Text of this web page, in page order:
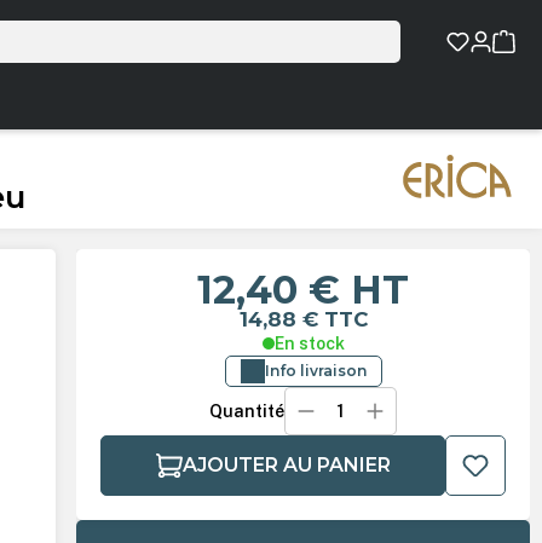
12,40 € HT
14,88 € TTC
En stock
Info livraison
Quantité
AJOUTER AU PANIER